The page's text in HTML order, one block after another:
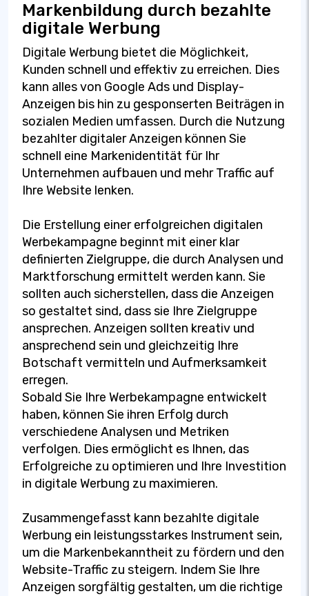
Markenbildung durch bezahlte
digitale Werbung
Digitale Werbung bietet die Möglichkeit,
Kunden schnell und effektiv zu erreichen. Dies
kann alles von Google Ads und Display-
Anzeigen bis hin zu gesponserten Beiträgen in
sozialen Medien umfassen. Durch die Nutzung
bezahlter digitaler Anzeigen können Sie
schnell eine Markenidentität für Ihr
Unternehmen aufbauen und mehr Traffic auf
Ihre Website lenken.
Die Erstellung einer erfolgreichen digitalen
Werbekampagne beginnt mit einer klar
definierten Zielgruppe, die durch Analysen und
Marktforschung ermittelt werden kann. Sie
sollten auch sicherstellen, dass die Anzeigen
so gestaltet sind, dass sie Ihre Zielgruppe
ansprechen. Anzeigen sollten kreativ und
ansprechend sein und gleichzeitig Ihre
Botschaft vermitteln und Aufmerksamkeit
erregen.
Sobald Sie Ihre Werbekampagne entwickelt
haben, können Sie ihren Erfolg durch
verschiedene Analysen und Metriken
verfolgen. Dies ermöglicht es Ihnen, das
Erfolgreiche zu optimieren und Ihre Investition
in digitale Werbung zu maximieren.
Zusammengefasst kann bezahlte digitale
Werbung ein leistungsstarkes Instrument sein,
um die Markenbekanntheit zu fördern und den
Website-Traffic zu steigern. Indem Sie Ihre
Anzeigen sorgfältig gestalten, um die richtige